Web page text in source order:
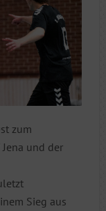
zum
und der
Sieg aus